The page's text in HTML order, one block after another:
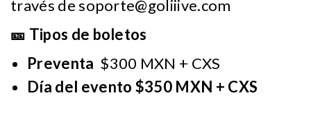
través desoporte@goliiive.com
🎫 Tipos de boletos
Preventa $300 MXN + CXS
Día del evento $350 MXN + CXS